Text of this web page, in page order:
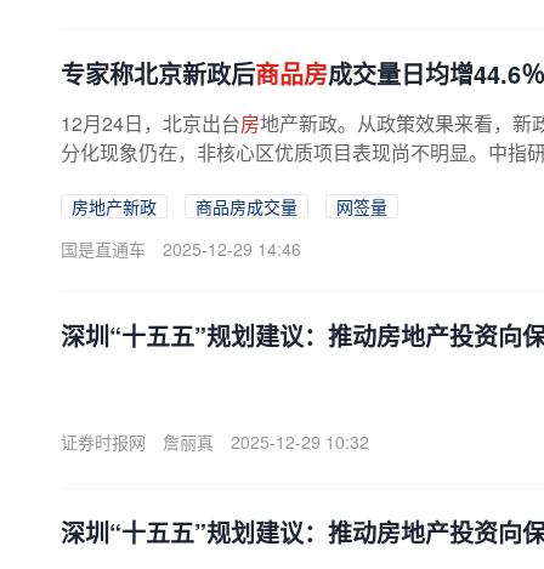
专家称北京新政后商品房成交量日均增44.6％
12月24日，北京出台房地产新政。从政策效果来看，新
分化现象仍在，非核心区优质项目表现尚不明显。中指
房地产新政 商品房成交量
网签量
国是直通车
2025-12-29 14:46
深圳“十五五”规划建议：推动房地产投资向
证券时报网 詹丽真 2025-12-29 10:32
深圳“十五五”规划建议：推动房地产投资向